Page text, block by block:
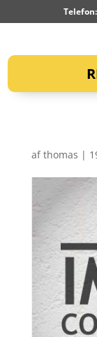
afthomas |